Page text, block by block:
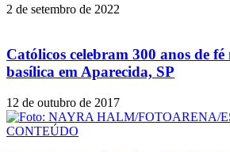
2 de setembro de 2022
Católicos celebram 300 anos de
basílica em Aparecida, SP
12 de outubro de 2017